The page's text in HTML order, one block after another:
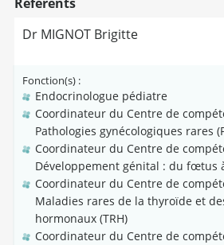
Référents
Dr MIGNOT Brigitte
Fonction(s) :
Endocrinologue pédiatre
Coordinateur du Centre de
Pathologies gynécologiques rares
Coordinateur du Centre de
Développement génital : du fœtus
Coordinateur du Centre de
Maladies rares de la thyroïde et
hormonaux (TRH)
Coordinateur du Centre de